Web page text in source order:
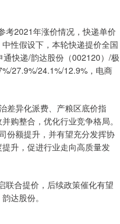
2021年涨价情况，快递单价
性假设下，本轮快递提价全国
快递/韵达股份（002120）/极
27.9%/24.1%/12.9%，电商
差异化派费、产粮区底价指
购整合，优化行业竞争格局。
份额提升，并有望充分发挥协
升，促进行业走向高质量发
联合提价，后续政策催化有望
达股份。